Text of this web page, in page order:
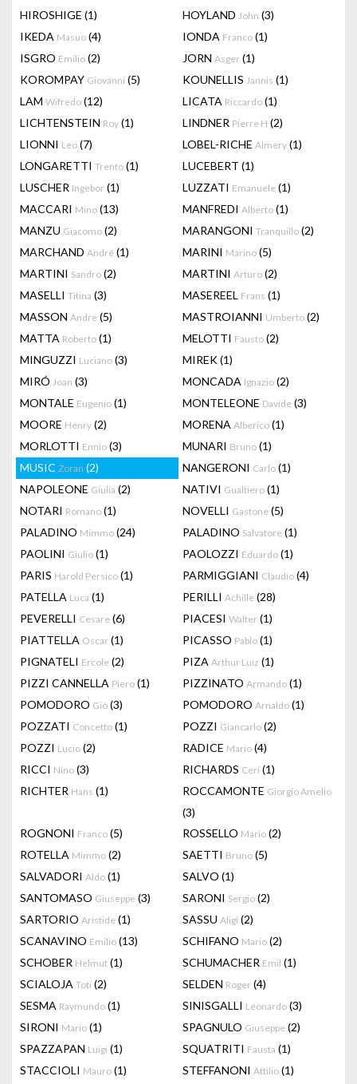
HIROSHIGE (1) HOYLAND John (3)
IKEDA Masuo (4) IONDA Franco (1)
ISGRO Emilio (2) JORN Asger (1)
KOROMPAY Giovanni (5) KOUNELLIS Jannis (1)
LAM Wifredo (12) LICATA Riccardo (1)
LICHTENSTEIN Roy (1) LINDNER Pierre H (2)
LIONNI Leo (7) LOBEL-RICHE Almery (1)
LONGARETTI Trento (1) LUCEBERT (1)
LUSCHER Ingebor (1) LUZZATI Emanuele (1)
MACCARI Mino (13) MANFREDI Alberto (1)
MANZU Giacomo (2) MARANGONI Tranquillo (2)
MARCHAND André (1) MARINI Marino (5)
MARTINI Sandro (2) MARTINI Arturo (2)
MASELLI Titina (3) MASEREEL Frans (1)
MASSON Andre (5) MASTROIANNI Umberto (2)
MATTA Roberto (1) MELOTTI Fausto (2)
MINGUZZI Luciano (3) MIREK(1)
MIRÓ Joan (3) MONCADA Ignazio (2)
MONTALE Eugenio (1) MONTELEONE Davide (3)
MOORE Henry (2) MORENA Alberico (1)
MORLOTTI Ennio (3) MUNARI Bruno (1)
MUSIC Zoran (2) NANGERONI Carlo (1)
NAPOLEONE Giulia (2) NATIVI Gualtiero (1)
NOTARI Romano (1) NOVELLI Gastone (5)
PALADINO Mimmo (24) PALADINO Salvatore (1)
PAOLINI Giulio (1) PAOLOZZI Eduardo (1)
PARIS Harold Persico (1) PARMIGGIANI Claudio (4)
PATELLA Luca (1) PERILLI Achille (28)
PEVERELLI Cesare (6) PIACESI Walter (1)
PIATTELLA Oscar (1) PICASSO Pablo (1)
PIGNATELI Ercole (2) PIZA Arthur Luiz (1)
PIZZI CANNELLA Piero (1) PIZZINATO Armando (1)
POMODORO Giò (3) POMODORO Arnaldo (1)
POZZATI Concetto (1) POZZI Giancarlo (2)
POZZI Lucio (2) RADICE Mario (4)
RICCI Nino (3) RICHARDS Ceri (1)
RICHTER Hans (1) ROCCAMONTE Giorgio Amelio
(3)
ROGNONI Franco (5) ROSSELLO Mario (2)
ROTELLA Mimmo (2) SAETTI Bruno (5)
SALVADORI Aldo (1) SALVO (1)
SANTOMASO Giuseppe (3) SARONI Sergio (2)
SARTORIO Aristide (1) SASSU Aligi (2)
SCANAVINO Emilio (13) SCHIFANO Mario (2)
SCHOBER Helmut (1) SCHUMACHER Emil (1)
SCIALOJA Toti (2) SELDEN Roger (4)
SESMA Raymundo (1) SINISGALLI Leonardo (3)
SIRONI Mario (1) SPAGNULO Giuseppe (2)
SPAZZAPAN Luigi (1) SQUATRITI Fausta (1)
STACCIOLI Mauro (1) STEFFANONI Attilio (1)